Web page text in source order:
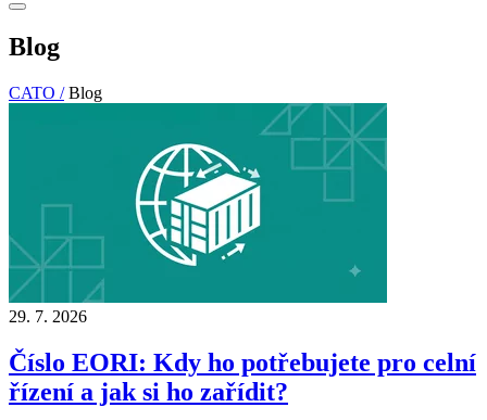
Blog
CATO / Blog
29. 7. 2026
Číslo EORI: Kdy ho potřebujete pro celní
řízení a jak si ho zařídit?